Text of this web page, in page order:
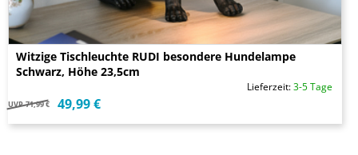
Witzige Tischleuchte RUDI besondere Hundelampe
Schwarz, Höhe 23,5cm
Lieferzeit:3-5 Tage
UVP 71,99 € 49,99 €